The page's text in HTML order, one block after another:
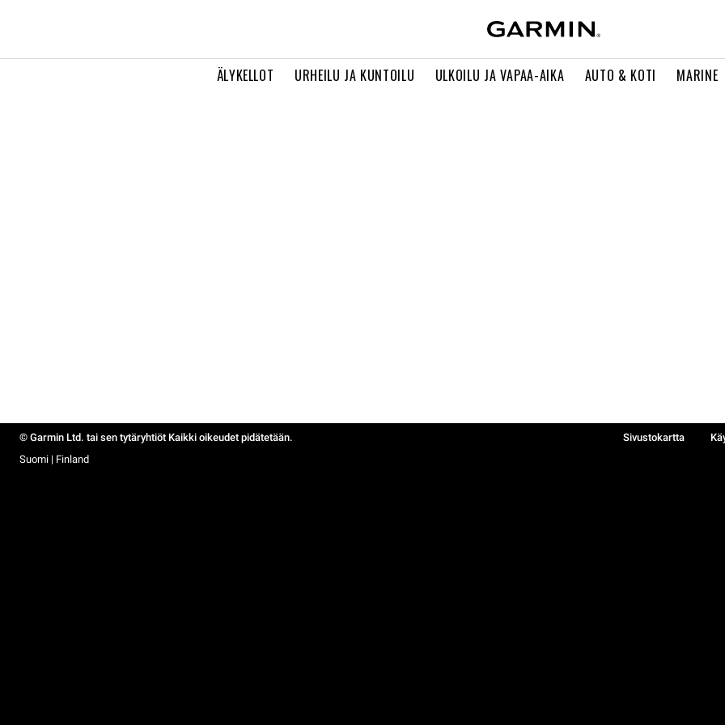
ÄLYKELLOT URHEILU JA KUNTOILU ULKOILU JA VAPAA-AIKA AUTO & KOTI MARINE
© Garmin Ltd. tai sen tytäryhtiöt Kaikki oikeudet pidätetään. Sivustokartta
Suomi | Finland